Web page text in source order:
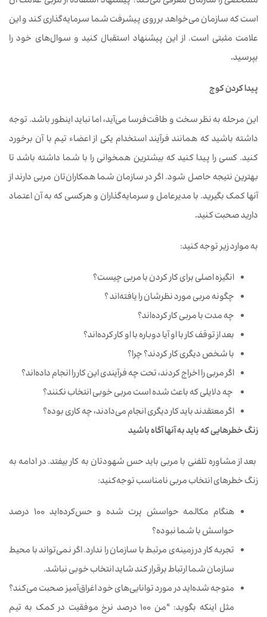
استکه سازمانمی‌خواهدبرروی پیشرفتشما سرمایه‌گذاریکندواین
علامت مثبتی است. از این پیشنهاد استقبال کنید و سوالهای‌ خود را
بپرسید.
پیداکردنکوچ
این مرحله بهنظرسخت وطاقت‌فرسا می‌آید،امانبایداینطورباشد. توجه
داشته باشید که همانند فرآینداستخدام یکی ازاعضاء تیم با آن برخورد
کنید. کسی را پیدا کنیدکه بیشترین همخوانی را با شما داشته ‌باشد تا
بهترین نتیجه حاصل شود. اگردرسازمان شماهمکاران‌تان مربی دارند از
آنهاکمک بگیرید. با مدیرعامل وسرمایه‌گذاران وهرکسیکه بهآناعتماد
داریدصحبتکنید.
به موارد زیر توجه کنید:
انگیزه اصلی‌ برای کار کردنبامربیچیست؟
چگونهمربی مورد نظرشان را یافته‌اند ؟
چهمدتبامربیکارکرده‌اند؟
بعدازتوقفکاربااوآیا دوبارهبااوکارکرده‌اند؟
باشخصدیگریکار کردند؟چرا؟
اگرمربیرااخراجکردند، تحتچهفرآیندیاینکاررا انجام داده‌اند؟
چه دلایلیکهباعثشده ‌استمربیخوبیانتخابنکنند؟
اگرمعتقدندبایدکاردیگریانجاممی‌دادند، چهکاریبوده؟
زنگ خطرهاییکهبایدبهآنهاآگاهباشید
بعدازمشاوره تلفنی با مربی بایدحس شهودتان به کاربیفتد. در ادامه به
زنگ خطرهای انتخاب مربی نامناسب توجه‌کنید:
هنگام مکالمه حواسش پرت‌ شده و حس‌کرده‌اید 100 درصد
حواسشباشمانبوده؟
تجربهکاردرزمینه‌ی مرتبط با سازمانرا ندارد. اگرنمی‌تواندبا محیط
سازمانشماارتباطبرقرارکندشایدانتخابخوبینباشد.
متوجه شده‌ایددرموردتوانایی‌های خوداغراق‌آمیزصحبت می‌کند؟
مثل اینکه بگوید: “من 100 درصد نرخ موفقیت در کمک به تیم